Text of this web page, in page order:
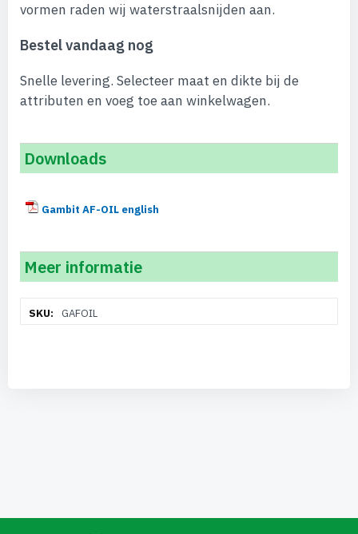
vormen raden wij waterstraalsnijden aan.
Bestel vandaag nog
Snelle levering. Selecteer maat en dikte bij de
attributen en voeg toe aan winkelwagen.
Downloads
Gambit AF-OIL english
Meer informatie
informatieGAFOIL